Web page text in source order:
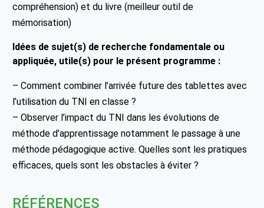
compréhension) et du livre (meilleur outil de
mémorisation)
Idées de sujet(s) de recherche fondamentale ou
appliquée, utile(s) pour le présent programme :
– Comment combiner l’arrivée future des tablettes avec
l’utilisation du TNI en classe ?
– Observer l’impact du TNI dans les évolutions de
méthode d’apprentissage notamment le passage à une
méthode pédagogique active. Quelles sont les pratiques
efficaces, quels sont les obstacles à éviter ?
RÉFÉRENCES